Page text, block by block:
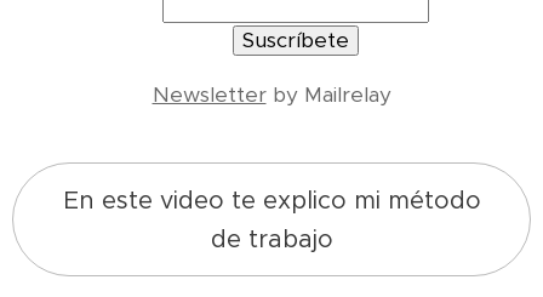
Newsletterby Mailrelay
En este video te explico mi método
de trabajo